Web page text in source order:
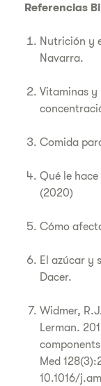
Referencias
Nutrición y
Navarra.
Vitaminas y
Comida
Qué le hace
(2020)
Cómo
El azúcar y
Dacer.
Widmer,
Lerman.
Med
10.1016/